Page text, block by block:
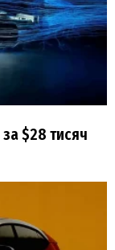
$28 тисяч